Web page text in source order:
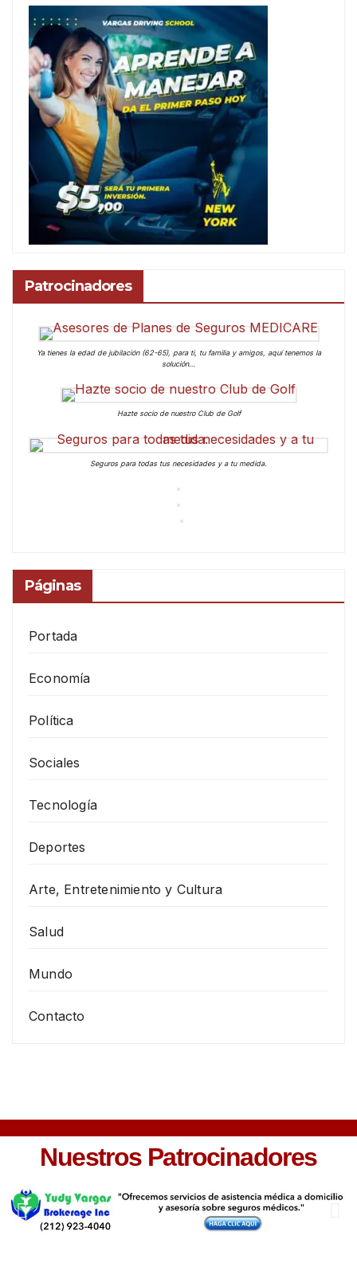
Patrocinadores
Ya tienes la edad de jubilación (62-65), para ti, tu familia y amigos, aquí tenemos la
solución…
Hazte socio de nuestro Club de Golf
Seguros para todas tus necesidades y a tu medida.
Páginas
Portada
Economía
Política
Sociales
Tecnología
Deportes
Arte, Entretenimiento y Cultura
Salud
Mundo
Contacto
Nuestros Patrocinadores